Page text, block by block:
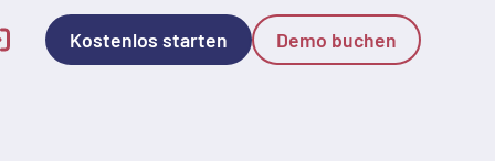
Kostenlos starten Demo buchen